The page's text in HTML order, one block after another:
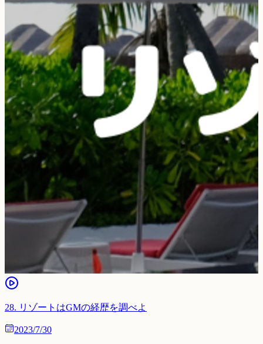
28. リゾートはGMの経歴を調べよ
2023/7/30